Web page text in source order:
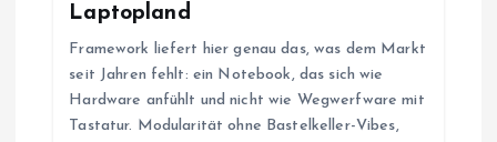
Laptopland
Framework liefert hier genau das, was dem Markt
seit Jahren fehlt: ein Notebook, das sich wie
Hardware anfühlt und nicht wie Wegwerfware mit
Tastatur. Modularität ohne Bastelkeller-Vibes,